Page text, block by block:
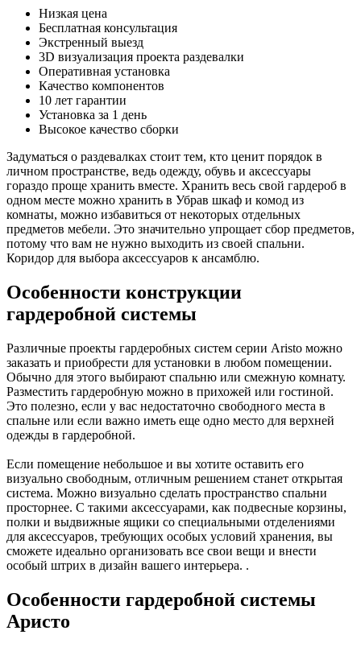
Низкая цена
Бесплатная консультация
Экстренный выезд
3D визуализация проекта раздевалки
Оперативная установка
Качество компонентов
10 лет гарантии
Установка за 1 день
Высокое качество сборки
Задуматься о раздевалках стоит тем, кто ценит порядок в
личном пространстве, ведь одежду, обувь и аксессуары
гораздо проще хранить вместе. Хранить весь свой гардероб в
одном месте можно хранить в Убрав шкаф и комод из
комнаты, можно избавиться от некоторых отдельных
предметов мебели. Это значительно упрощает сбор предметов,
потому что вам не нужно выходить из своей спальни.
Коридор для выбора аксессуаров к ансамблю.
Особенности конструкции
гардеробной системы
Различные проекты гардеробных систем серии Aristo можно
заказать и приобрести для установки в любом помещении.
Обычно для этого выбирают спальню или смежную комнату.
Разместить гардеробную можно в прихожей или гостиной.
Это полезно, если у вас недостаточно свободного места в
спальне или если важно иметь еще одно место для верхней
одежды в гардеробной.
Если помещение небольшое и вы хотите оставить его
визуально свободным, отличным решением станет открытая
система. Можно визуально сделать пространство спальни
просторнее. С такими аксессуарами, как подвесные корзины,
полки и выдвижные ящики со специальными отделениями
для аксессуаров, требующих особых условий хранения, вы
сможете идеально организовать все свои вещи и внести
особый штрих в дизайн вашего интерьера. .
Особенности гардеробной системы
Аристо